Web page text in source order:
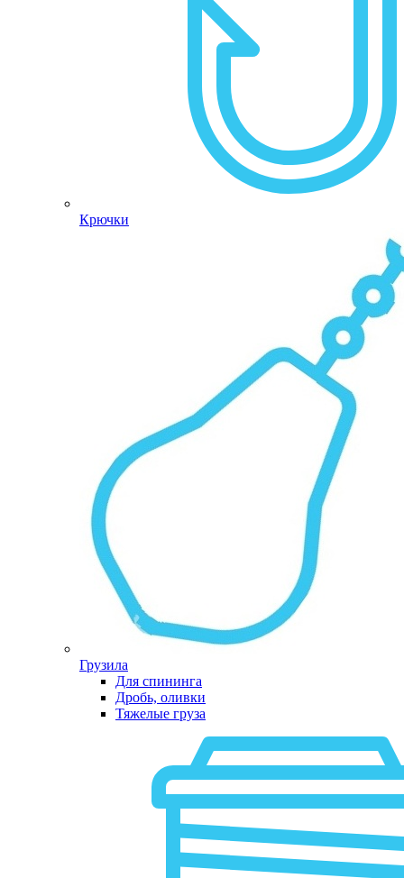
Крючки
Грузила
Для спининга
Дробь, оливки
Тяжелые груза